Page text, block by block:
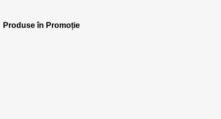
Produse în Promoție